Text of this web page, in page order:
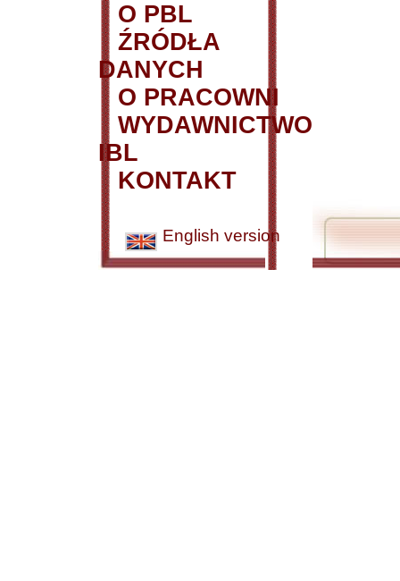
O PBL
ŹRÓDŁA
DANYCH
O PRACOWNI
WYDAWNICTWO
IBL
KONTAKT
English version